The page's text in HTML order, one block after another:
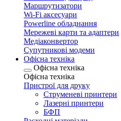
Маршрутизатори
Wi-Fi аксесуари
Рowerline обладнання
Мережеві карти та адаптери
Медіаконвертор
Супутникові модеми
Офісна техніка
Офісна техніка
Офісна техніка
Пристрої для друку
Струменеві принтери
Лазерні принтери
БФП